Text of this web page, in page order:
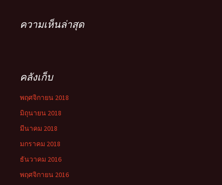
ความเห็นล่าสุด
คลังเก็บ
พฤศจิกายน 2018
มิถุนายน 2018
มีนาคม 2018
มกราคม 2018
ธันวาคม 2016
พฤศจิกายน 2016